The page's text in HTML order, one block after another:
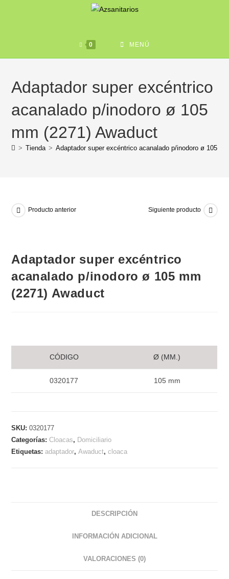
0 MENÚ
Adaptador super excéntrico
acanalado p/inodoro ø 105
mm (2271) Awaduct
> Tienda > Adaptador super excéntrico acanalado p/inodoro ø 105
Producto anterior Siguiente producto
Adaptador super excéntrico
acanalado p/inodoro ø 105 mm
(2271) Awaduct
CÓDIGO Ø (MM.)
0320177 105 mm
SKU:0320177
Categorías:Cloacas, Domiciliario
Etiquetas:adaptador,Awaduct,cloaca
DESCRIPCIÓN
INFORMACIÓN ADICIONAL
VALORACIONES (0)